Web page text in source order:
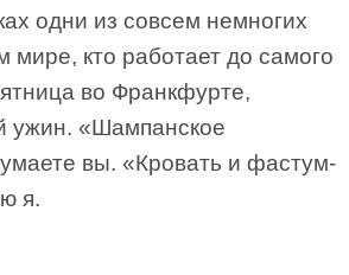
одни из совсем немногих
мире, кто работает до самого
во Франкфурте,
ужин. «Шампанское
вы. «Кровать и фастум-
я.